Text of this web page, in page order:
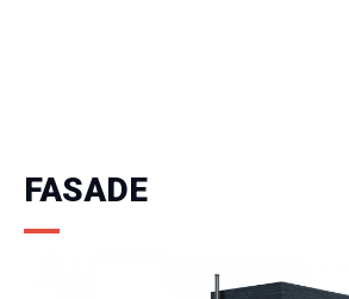
FASADE